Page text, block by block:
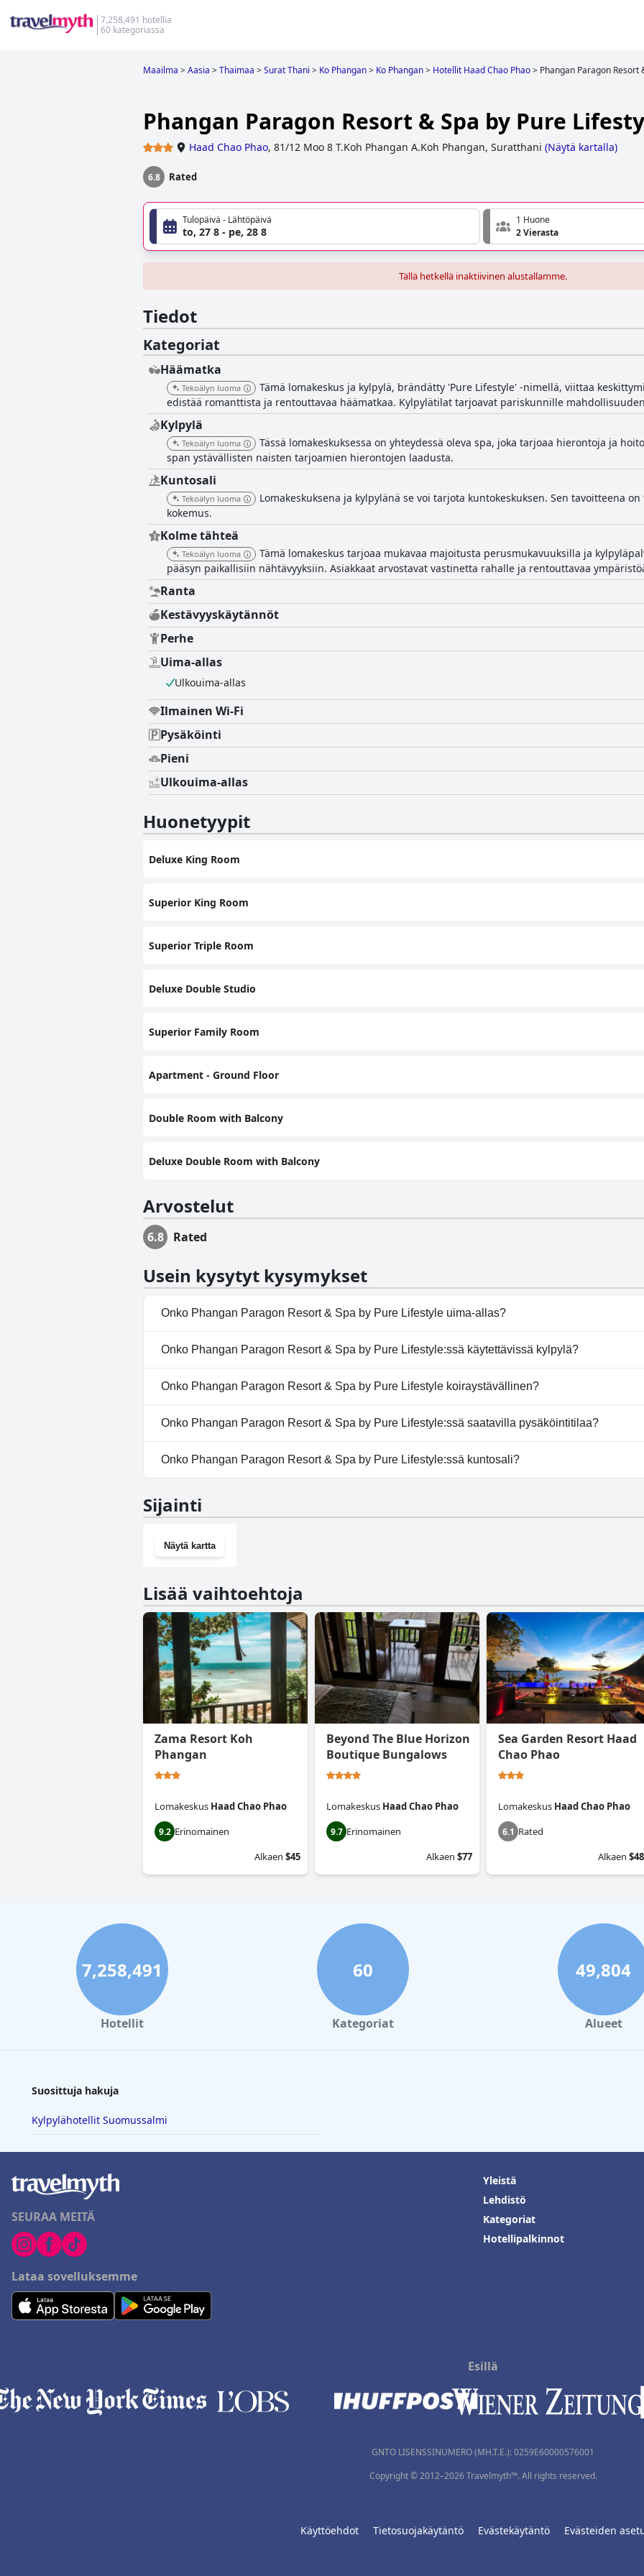
7,258,491 hotellia
60 kategoriassa
Maailma >Aasia >Thaimaa >Surat Thani > Ko Phangan> Ko Phangan> Hotellit Haad Chao Phao> Phangan Paragon Resort
Phangan Paragon Resort & Spa by Pure
Haad Chao Phao, 81/12 Moo 8 T.Koh Phangan A.Koh Phangan, Suratthani (Näytä kartalla)
6.8 Rated
Tulopäivä - Lähtöpäivä
to, 27 8 - pe, 28 8
1 Huone
2 Vierasta
Tällä hetkellä inaktiivinen alustallamme.
Tiedot
Kategoriat
Häämatka
Tekoälyn luoma
Tämä lomakeskus ja kylpylä, brändätty 'Pure Lifestyle' -nimellä, viittaa
edistää romanttista ja rentouttavaa häämatkaa. Kylpylätilat tarjoavat pariskunnille
Kylpylä
Tekoälyn luoma
Tässä lomakeskuksessa on yhteydessä oleva spa, joka tarjoaa hierontoja ja
span ystävällisten naisten tarjoamien hierontojen laadusta.
Kuntosali
Tekoälyn luoma
Lomakeskuksena ja kylpylänä se voi tarjota kuntokeskuksen. Sen tavoitteena
kokemus.
Kolme tähteä
Tekoälyn luoma
Tämä lomakeskus tarjoaa mukavaa majoitusta perusmukavuuksilla ja
pääsyn paikallisiin nähtävyyksiin. Asiakkaat arvostavat vastinetta rahalle ja rentouttavaa
Ranta
Kestävyyskäytännöt
Perhe
Uima-allas
Ulkouima-allas
Ilmainen Wi-Fi
Pysäköinti
Pieni
Ulkouima-allas
Huonetyypit
Deluxe King Room
Superior King Room
Superior Triple Room
Deluxe Double Studio
Superior Family Room
Apartment - Ground Floor
Double Room with Balcony
Deluxe Double Room with Balcony
Arvostelut
6.8 Rated
Usein kysytyt kysymykset
Onko Phangan Paragon Resort & Spa by Pure Lifestyle uima-allas?
Kyllä, Phangan Paragon Resort & Spa by Pure Lifestyle:ssä on uima-allas/altaita, jotka
seuraavista luokista: Ulkouima-allas.
Onko Phangan Paragon Resort & Spa by Pure Lifestyle:ssä käytettävissä kylpylä?
Kyllä, Phangan Paragon Resort & Spa by Pure Lifestyle tarjoaa kylpylän.
Onko Phangan Paragon Resort & Spa by Pure Lifestyle koiraystävällinen?
Ei, Phangan Paragon Resort & Spa by Pure Lifestyle ei salli koiria.
Onko Phangan Paragon Resort & Spa by Pure Lifestyle:ssä saatavilla pysäköintitilaa?
Kyllä, Phangan Paragon Resort & Spa by Pure Lifestyle tarjoaa pysäköintimahdollisuuden.
Onko Phangan Paragon Resort & Spa by Pure Lifestyle:ssä kuntosali?
Sijainti
Näytä kartta
Lisää vaihtoehtoja
Zama Resort Koh
Phangan
Lomakeskus Haad Chao Phao
9.2 Erinomainen
Alkaen $45
Beyond The Blue Horizon
Boutique Bungalows
Lomakeskus Haad Chao Phao
9.7 Erinomainen
Alkaen $77
Sea Garden Resort Haad
Chao Phao
Lomakeskus Haad Chao Phao
6.1 Rated
Alkaen $48
7,258,491
Hotellit
60
Kategoriat
49,804
Alueet
Suosittuja hakuja
Kylpylähotellit Suomussalmi
SEURAA MEITÄ
Lataa sovelluksemme
Yleistä
Lehdistö
Kategoriat
Hotellipalkinnot
Esillä
GNTO LISENSSINUMERO (MH.T.E.): 0259Ε60000576001
Copyright © 2012–2026 Travelmyth™. All rights reserved.
Käyttöehdot Tietosuojakäytäntö Evästekäytäntö
Evästeiden